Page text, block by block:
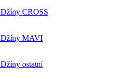
Džíny CROSS
Džíny MAVI
Džíny ostatní